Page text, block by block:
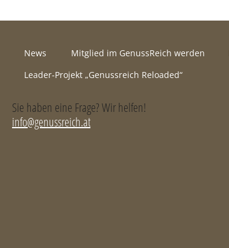
News Mitglied im GenussReich werden
Leader-Projekt „Genussreich Reloaded“
Sie haben eine Frage? Wir helfen!
info@genussreich.at